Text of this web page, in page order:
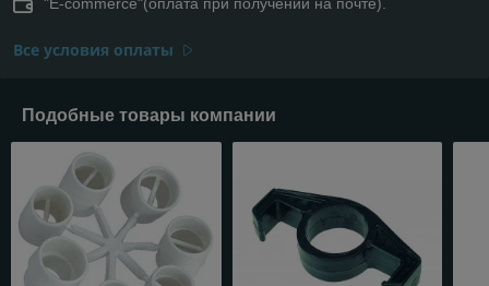
Все условия оплаты
Подобные товары компании